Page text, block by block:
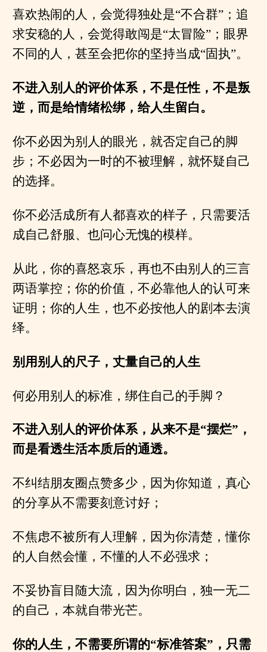
喜欢热闹的人，会觉得独处是“不合群”；追
求安稳的人，会觉得敢闯是“太冒险”；眼界
不同的人，甚至会把你的坚持当成“固执”。
不进入别人的评价体系，不是任性，不是叛
逆，而是给情绪松绑，给人生留白。
你不必因为别人的眼光，就否定自己的脚
步；不必因为一时的不被理解，就怀疑自己
的选择。
你不必活成所有人都喜欢的样子，只需要活
成自己舒服、也问心无愧的模样。
从此，你的喜怒哀乐，再也不由别人的三言
两语掌控；你的价值，不必靠他人的认可来
证明；你的人生，也不必按他人的剧本去演
绎。
别用别人的尺子，丈量自己的人生
何必用别人的标准，绑住自己的手脚？
不进入别人的评价体系，从来不是“摆烂”，
而是看透生活本质后的通透。
不纠结朋友圈点赞多少，因为你知道，真心
的分享从不需要刻意讨好；
不焦虑不被所有人理解，因为你清楚，懂你
的人自然会懂，不懂的人不必强求；
不妥协盲目随大流，因为你明白，独一无二
的自己，本就自带光芒。
你的人生，不需要所谓的“标准答案”，只需